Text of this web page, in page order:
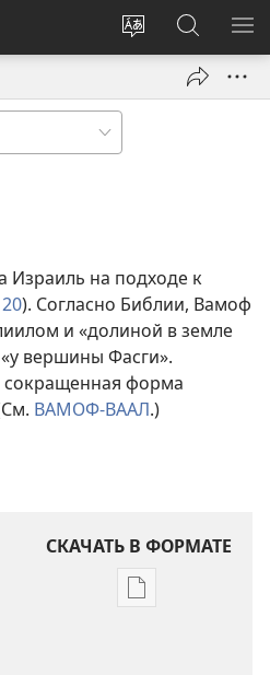
Изменить
Войти
(открывается
окне)
Поиск
по
jw.org
Израиль на подходе к
). Согласно Библии, Вамоф
и «долиной в земле
вершины Фасги».
форма
ВАМОФ-ВААЛ.)
СКАЧАТЬ В ФОРМАТЕ
Варианты